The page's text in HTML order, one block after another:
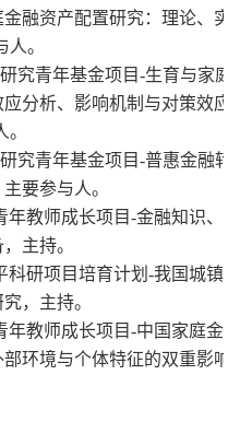
融资产配置研究：理论、实
。
究青年基金项目-生育与家庭
分析、影响机制与对策效应
究青年基金项目-普惠金融转
要参与人。
年教师成长项目-金融知识、
主持。
科研项目培育计划-我国城镇
，主持。
年教师成长项目-中国家庭金
环境与个体特征的双重影响